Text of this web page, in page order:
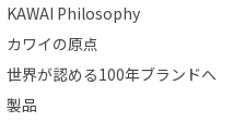
KAWAI Philosophy
カワイの原点
世界が認める100年ブランドへ
製品